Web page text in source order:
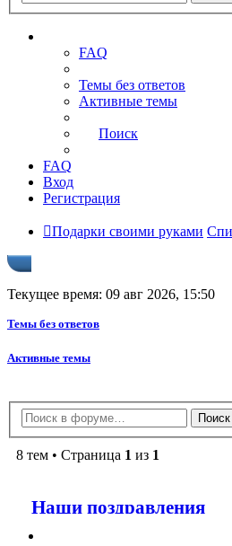
FAQ
Темы без ответов
Активные темы
Поиск
FAQ
Вход
Регистрация
Подарки своими руками
Текущее время: 09 авг 2026, 15:50
Темы без ответов
Активные темы
Поиск
8 тем • Страница 1 из 1
Наши поздравления